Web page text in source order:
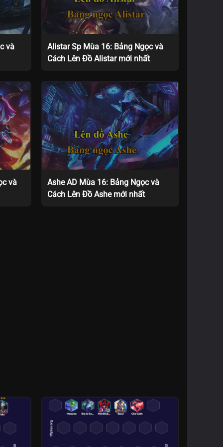
và
Alistar Sp Mùa 16: Bảng Ngọc và
Cách Lên Đồ Alistar mới nhất
và
Ashe AD Mùa 16: Bảng Ngọc và
Cách Lên Đồ Ashe mới nhất